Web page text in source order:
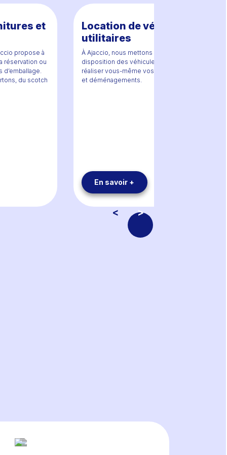
et
propose à
réservation ou
du scotch
Location de véhicules
utilitaires
À Ajaccio, nous mettons à votre
disposition des véhicules utilitaires pour
réaliser vous-même vos déplacements
et déménagements.
En savoir +
< >